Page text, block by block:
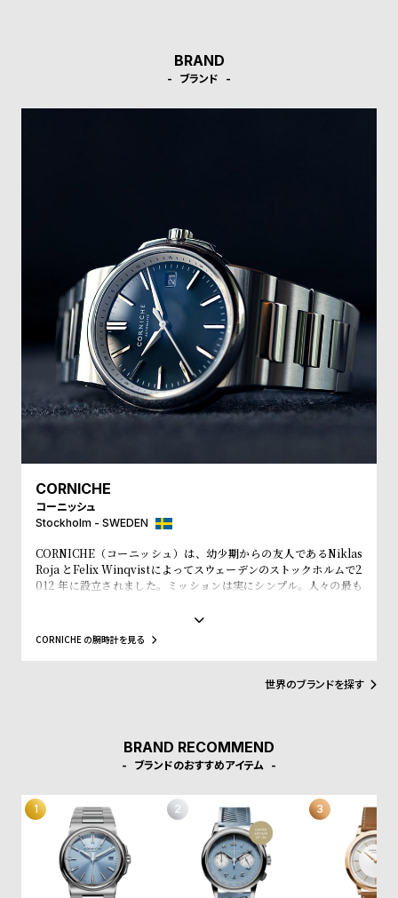
BRAND
ブランド
CORNICHE
コーニッシュ
Stockholm - SWEDEN
CORNICHE（コーニッシュ）は、幼少期からの友人であるNiklas
Roja とFelix Winqvistによってスウェーデンのストックホルムで2
012 年に設立されました。ミッションは実にシンプル。人々の最も
いくお手伝いをしていく事です。自身のルーツであるフランスのプ
ロヴァンス＝アルプ＝コート・ダジュールにインスピレーションを
見出します。美しく広がる海岸線、ヤシの木の香りや温かい夕焼
け、時を忘れ楽しむヨットセーリング、この人々を魅了してやまな
いこの場所に、恋に落ちました。良質な時計への愛があなた自身の
CORNICHE の腕時計を見る
世界のブランドを探す
BRAND RECOMMEND
ブランドのおすすめアイテム